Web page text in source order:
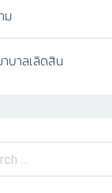
ม
บาลเลิดสิน